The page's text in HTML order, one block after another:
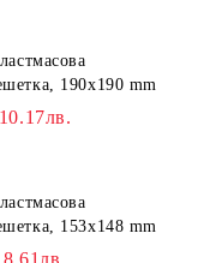
190x190 mm
10.17лв.
153x148 mm
8.61лв.